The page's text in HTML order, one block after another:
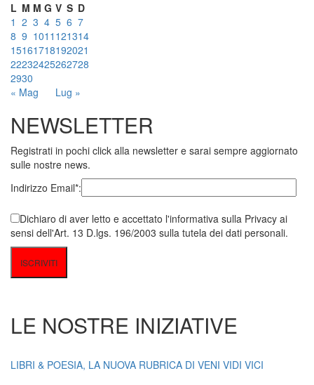
L M M G V S D
« Mag Lug »
1 2 3 4 5 6 7
8 9 1011 121314
15161718192021
22232425262728
2930
NEWSLETTER
Registrati in pochi click alla newsletter e sarai sempre aggiornato
sulle nostre news.
Indirizzo Email*:
Dichiaro di aver letto e accettato l'informativa sulla Privacy ai
sensi dell'Art. 13 D.lgs. 196/2003 sulla tutela dei dati personali.
LE NOSTRE INIZIATIVE
LIBRI & POESIA, LA NUOVA RUBRICA DI VENI VIDI VICI